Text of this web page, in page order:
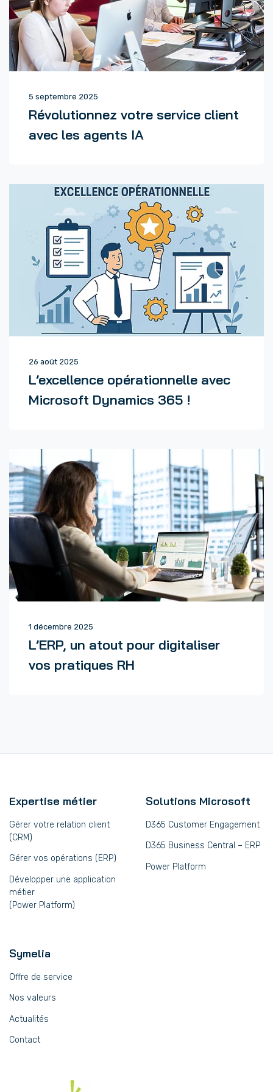
5 septembre 2025
Révolutionnez votre service client
avec les agents IA
26 août 2025
L’excellence opérationnelle avec
Microsoft Dynamics 365 !
1 décembre 2025
L’ERP, un atout pour digitaliser
vos pratiques RH
Expertise métier
Gérer votre relation client
(CRM)
Gérer vos opérations (ERP)
Développer une application
métier
(Power Platform)
Solutions Microsoft
D365 Customer Engagement
D365 Business Central – ERP
Power Platform
Symelia
Offre de service
Nos valeurs
Actualités
Contact